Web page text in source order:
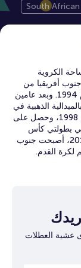
South
الكروية
أفريقيا من
بطولة كأس الأمم الأفريقية، ولم تعد إليها إلا في عام 1994. وبعد عامين
بالميدالية الذهبية في
هذه البطولة المرموقة، ثم بالميدالية الفضية في عام 1998، وحصل على
المنتخب في بطولتي كأس
العالم لكرة القدم عامي 1998 و2002. وفي عام 2010، أصبحت جنوب
لكرة القدم.
عشية العطلات